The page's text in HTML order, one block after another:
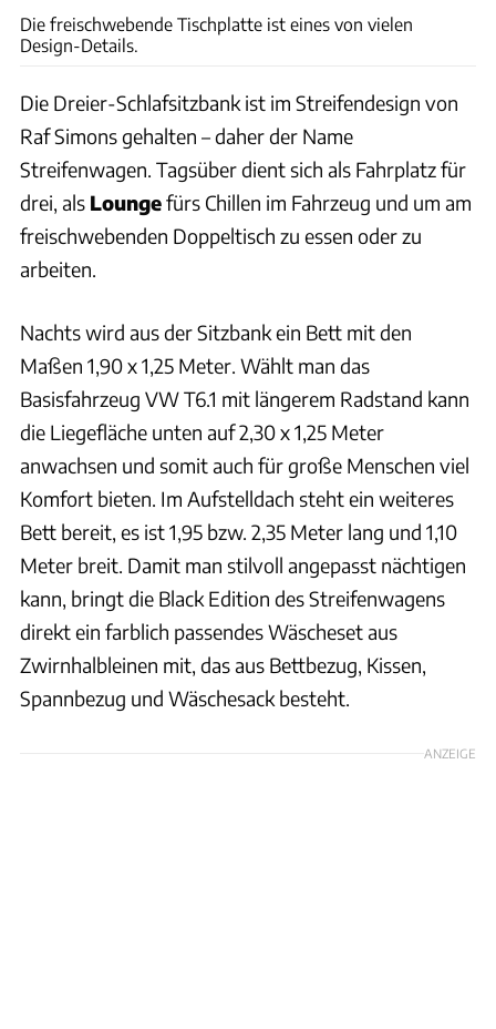
Die freischwebende Tischplatte ist eines von vielen
Design-Details.
Die Dreier-Schlafsitzbank ist im Streifendesign von
Raf Simons gehalten – daher der Name
Streifenwagen. Tagsüber dient sich als Fahrplatz für
drei, als Loungefürs Chillen im Fahrzeug und um am
freischwebenden Doppeltisch zu essen oder zu
arbeiten.
Nachts wird aus der Sitzbank ein Bett mit den
Maßen 1,90 x 1,25 Meter. Wählt man das
Basisfahrzeug VW T6.1 mit längerem Radstand kann
die Liegefläche unten auf 2,30 x 1,25 Meter
anwachsen und somit auch für große Menschen viel
Komfort bieten. Im Aufstelldach steht ein weiteres
Bett bereit, es ist 1,95 bzw. 2,35 Meter lang und 1,10
Meter breit. Damit man stilvoll angepasst nächtigen
kann, bringt die Black Edition des Streifenwagens
direkt ein farblich passendes Wäscheset aus
Zwirnhalbleinen mit, das aus Bettbezug, Kissen,
Spannbezug und Wäschesack besteht.
ANZEIGE